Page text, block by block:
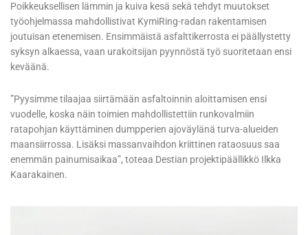
Poikkeuksellisen lämmin ja kuiva kesä sekä tehdyt muutokset
työohjelmassa mahdollistivat KymiRing-radan rakentamisen
joutuisan etenemisen. Ensimmäistä asfalttikerrosta ei päällystetty
syksyn alkaessa, vaan urakoitsijan pyynnöstä työ suoritetaan ensi
keväänä.
”Pyysimme tilaajaa siirtämään asfaltoinnin aloittamisen ensi
vuodelle, koska näin toimien mahdollistettiin runkovalmiin
ratapohjan käyttäminen dumpperien ajoväylänä turva-alueiden
maansiirrossa. Lisäksi massanvaihdon kriittinen rataosuus saa
enemmän painumisaikaa”, toteaa Destian projektipäällikkö Ilkka
Kaarakainen.